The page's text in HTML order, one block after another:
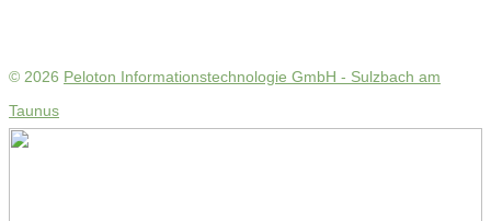
© 2026 Peloton Informationstechnologie GmbH - Sulzbach am
Taunus